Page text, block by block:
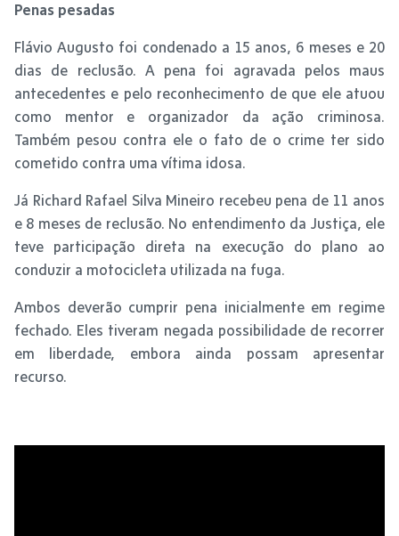
Penas pesadas
Flávio Augusto foi condenado a 15 anos, 6 meses e 20
dias de reclusão. A pena foi agravada pelos maus
antecedentes e pelo reconhecimento de que ele atuou
como mentor e organizador da ação criminosa.
Também pesou contra ele o fato de o crime ter sido
cometido contra uma vítima idosa.
Já Richard Rafael Silva Mineiro recebeu pena de 11 anos
e 8 meses de reclusão. No entendimento da Justiça, ele
teve participação direta na execução do plano ao
conduzir a motocicleta utilizada na fuga.
Ambos deverão cumprir pena inicialmente em regime
fechado. Eles tiveram negada possibilidade de recorrer
em liberdade, embora ainda possam apresentar
recurso.